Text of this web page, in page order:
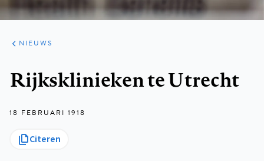
ARTIKELEN
HET
KORT
NIEUWS
Rijksklinieken te Utrecht
18 FEBRUARI 1918
Citeren